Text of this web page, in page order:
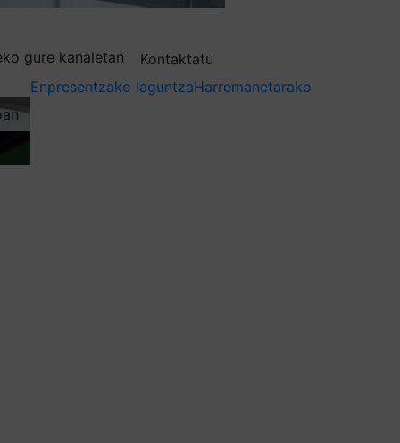
gure kanaletan Kontaktatu
Enpresentzako laguntzaHarremanetarako